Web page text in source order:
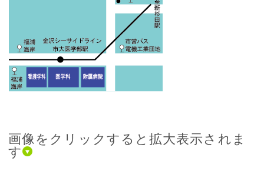
画像をクリックすると拡大表示されま
す